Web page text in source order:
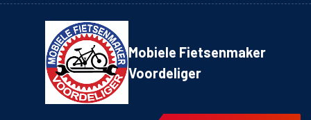
Mobiele Fietsenmaker
Voordeliger